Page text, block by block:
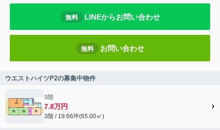
無料 LINEからお問い合わせ
無料 お問い合わせ
ウエストハイツP2の募集中物件
3階
7.8万円
3階 / 19.66坪(65.00㎡)